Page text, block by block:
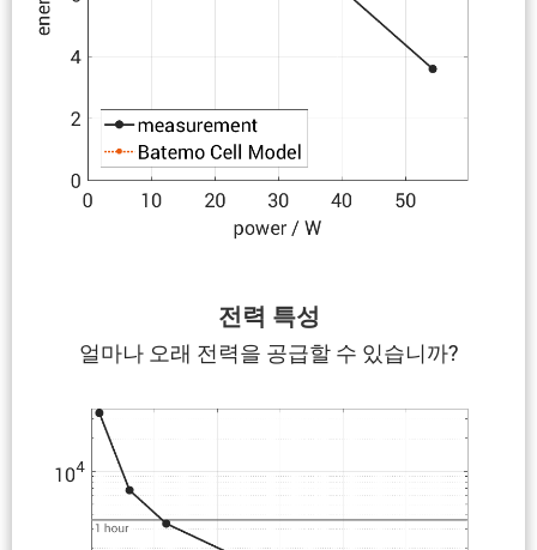
전력 특성
얼마나 오래 전력을 공급할 수 있습니까?